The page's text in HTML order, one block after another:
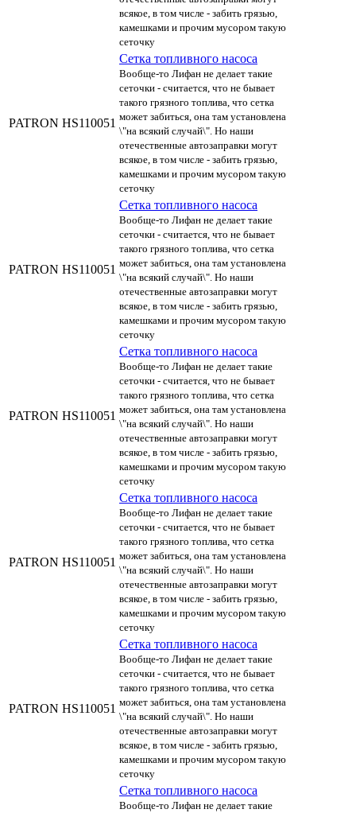
всякое, в том числе - забить грязью,
камешками и прочим мусором такую
сеточку
PATRON HS110051
Сетка топливного насоса
Вообще-то Лифан не делает такие
сеточки - считается, что не бывает
такого грязного топлива, что сетка
может забиться, она там установлена
\"на всякий случай\". Но наши
отечественные автозаправки могут
всякое, в том числе - забить грязью,
камешками и прочим мусором такую
сеточку
PATRON HS110051
Сетка топливного насоса
Вообще-то Лифан не делает такие
сеточки - считается, что не бывает
такого грязного топлива, что сетка
может забиться, она там установлена
\"на всякий случай\". Но наши
отечественные автозаправки могут
всякое, в том числе - забить грязью,
камешками и прочим мусором такую
сеточку
PATRON HS110051
Сетка топливного насоса
Вообще-то Лифан не делает такие
сеточки - считается, что не бывает
такого грязного топлива, что сетка
может забиться, она там установлена
\"на всякий случай\". Но наши
отечественные автозаправки могут
всякое, в том числе - забить грязью,
камешками и прочим мусором такую
сеточку
PATRON HS110051
Сетка топливного насоса
Вообще-то Лифан не делает такие
сеточки - считается, что не бывает
такого грязного топлива, что сетка
может забиться, она там установлена
\"на всякий случай\". Но наши
отечественные автозаправки могут
всякое, в том числе - забить грязью,
камешками и прочим мусором такую
сеточку
PATRON HS110051
Сетка топливного насоса
Вообще-то Лифан не делает такие
сеточки - считается, что не бывает
такого грязного топлива, что сетка
может забиться, она там установлена
\"на всякий случай\". Но наши
отечественные автозаправки могут
всякое, в том числе - забить грязью,
камешками и прочим мусором такую
сеточку
Сетка топливного насоса
Вообще-то Лифан не делает такие